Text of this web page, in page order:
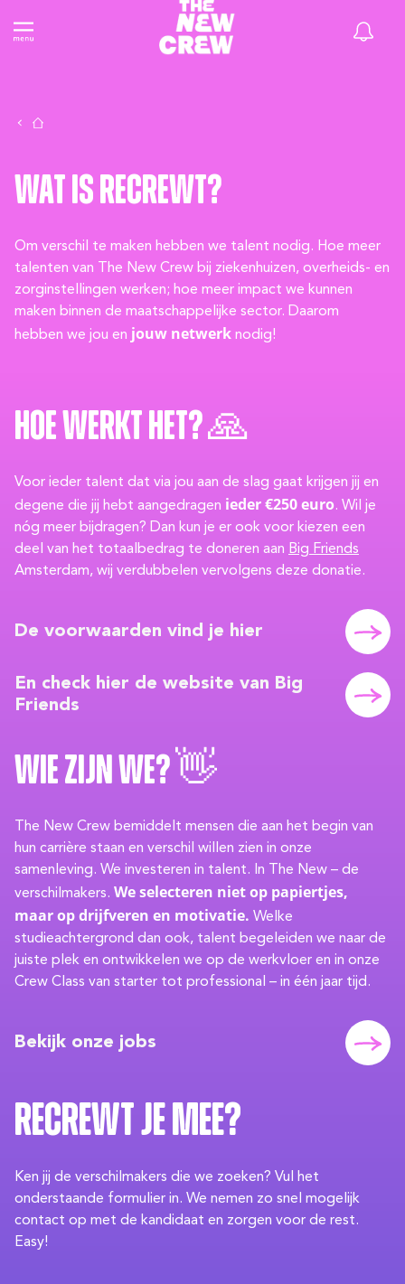
Wat is ReCrewt?
Om verschil te maken hebben we talent nodig. Hoe meer
talenten van The New Crew bij ziekenhuizen, overheids- en
zorginstellingen werken; hoe meer impact we kunnen
maken binnen de maatschappelijke sector. Daarom
hebben we jou en jouw netwerk nodig!
Hoe werkt het? 🙏
Voor ieder talent dat via jou aan de slag gaat krijgen jij en
degene die jij hebt aangedragen ieder €250 euro. Wil je
nóg meer bijdragen? Dan kun je er ook voor kiezen een
deel van het totaalbedrag te doneren aan Big Friends
Amsterdam, wij verdubbelen vervolgens deze donatie.
De voorwaarden vind je hier
En check hier de website van Big
Friends
Wie zijn we? 👋
The New Crew bemiddelt mensen die aan het begin van
hun carrière staan en verschil willen zien in onze
samenleving. We investeren in talent. In The New – de
verschilmakers. We selecteren niet op papiertjes,
maar op drijfveren en motivatie. Welke
studieachtergrond dan ook, talent begeleiden we naar de
juiste plek en ontwikkelen we op de werkvloer en in onze
Crew Class van starter tot professional – in één jaar tijd.
Bekijk onze jobs
Recrewt je mee?
Ken jij de verschilmakers die we zoeken? Vul het
onderstaande formulier in. We nemen zo snel mogelijk
contact op met de kandidaat en zorgen voor de rest.
Easy!